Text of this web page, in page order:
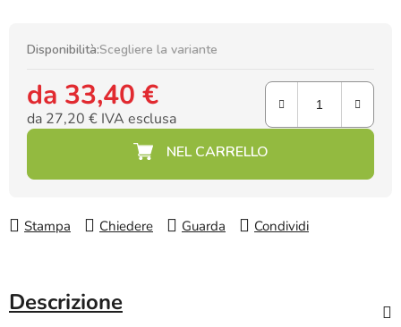
Disponibilità:Scegliere la variante
da 33,40 €
da 27,20 € IVA esclusa
Prezzo della misura:
Stampa Chiedere Guarda Condividi
Descrizione